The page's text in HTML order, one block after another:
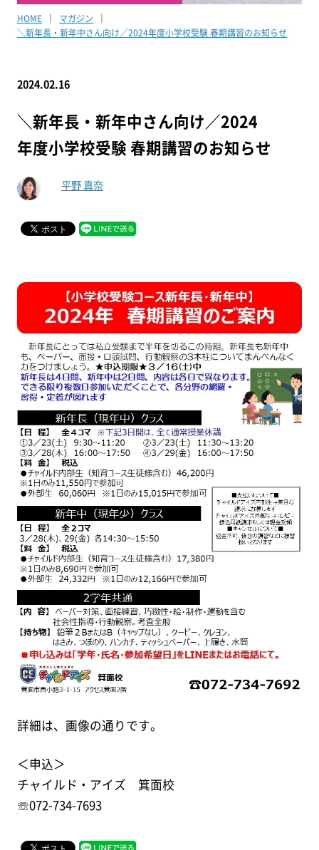
HOME
マガジン
＼新年長・新年中さん向け／2024年度小学校受験 春期講習のお知らせ
2024.02.16
＼新年長・新年中さん向け／2024
年度小学校受験 春期講習のお知らせ
平野 真奈
詳細は、画像の通りです。
＜申込＞
チャイルド・アイズ 箕面校
☏072-734-7693